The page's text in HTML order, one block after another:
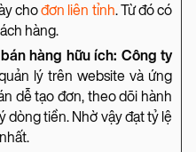
chođơn liên tỉnh. Từ đó có
hàng.
hàng hữu ích: Công ty
lý trên website và ứng
dễ tạo đơn, theo dõi hành
dòng tiền. Nhờ vậy đạt tỷ lệ